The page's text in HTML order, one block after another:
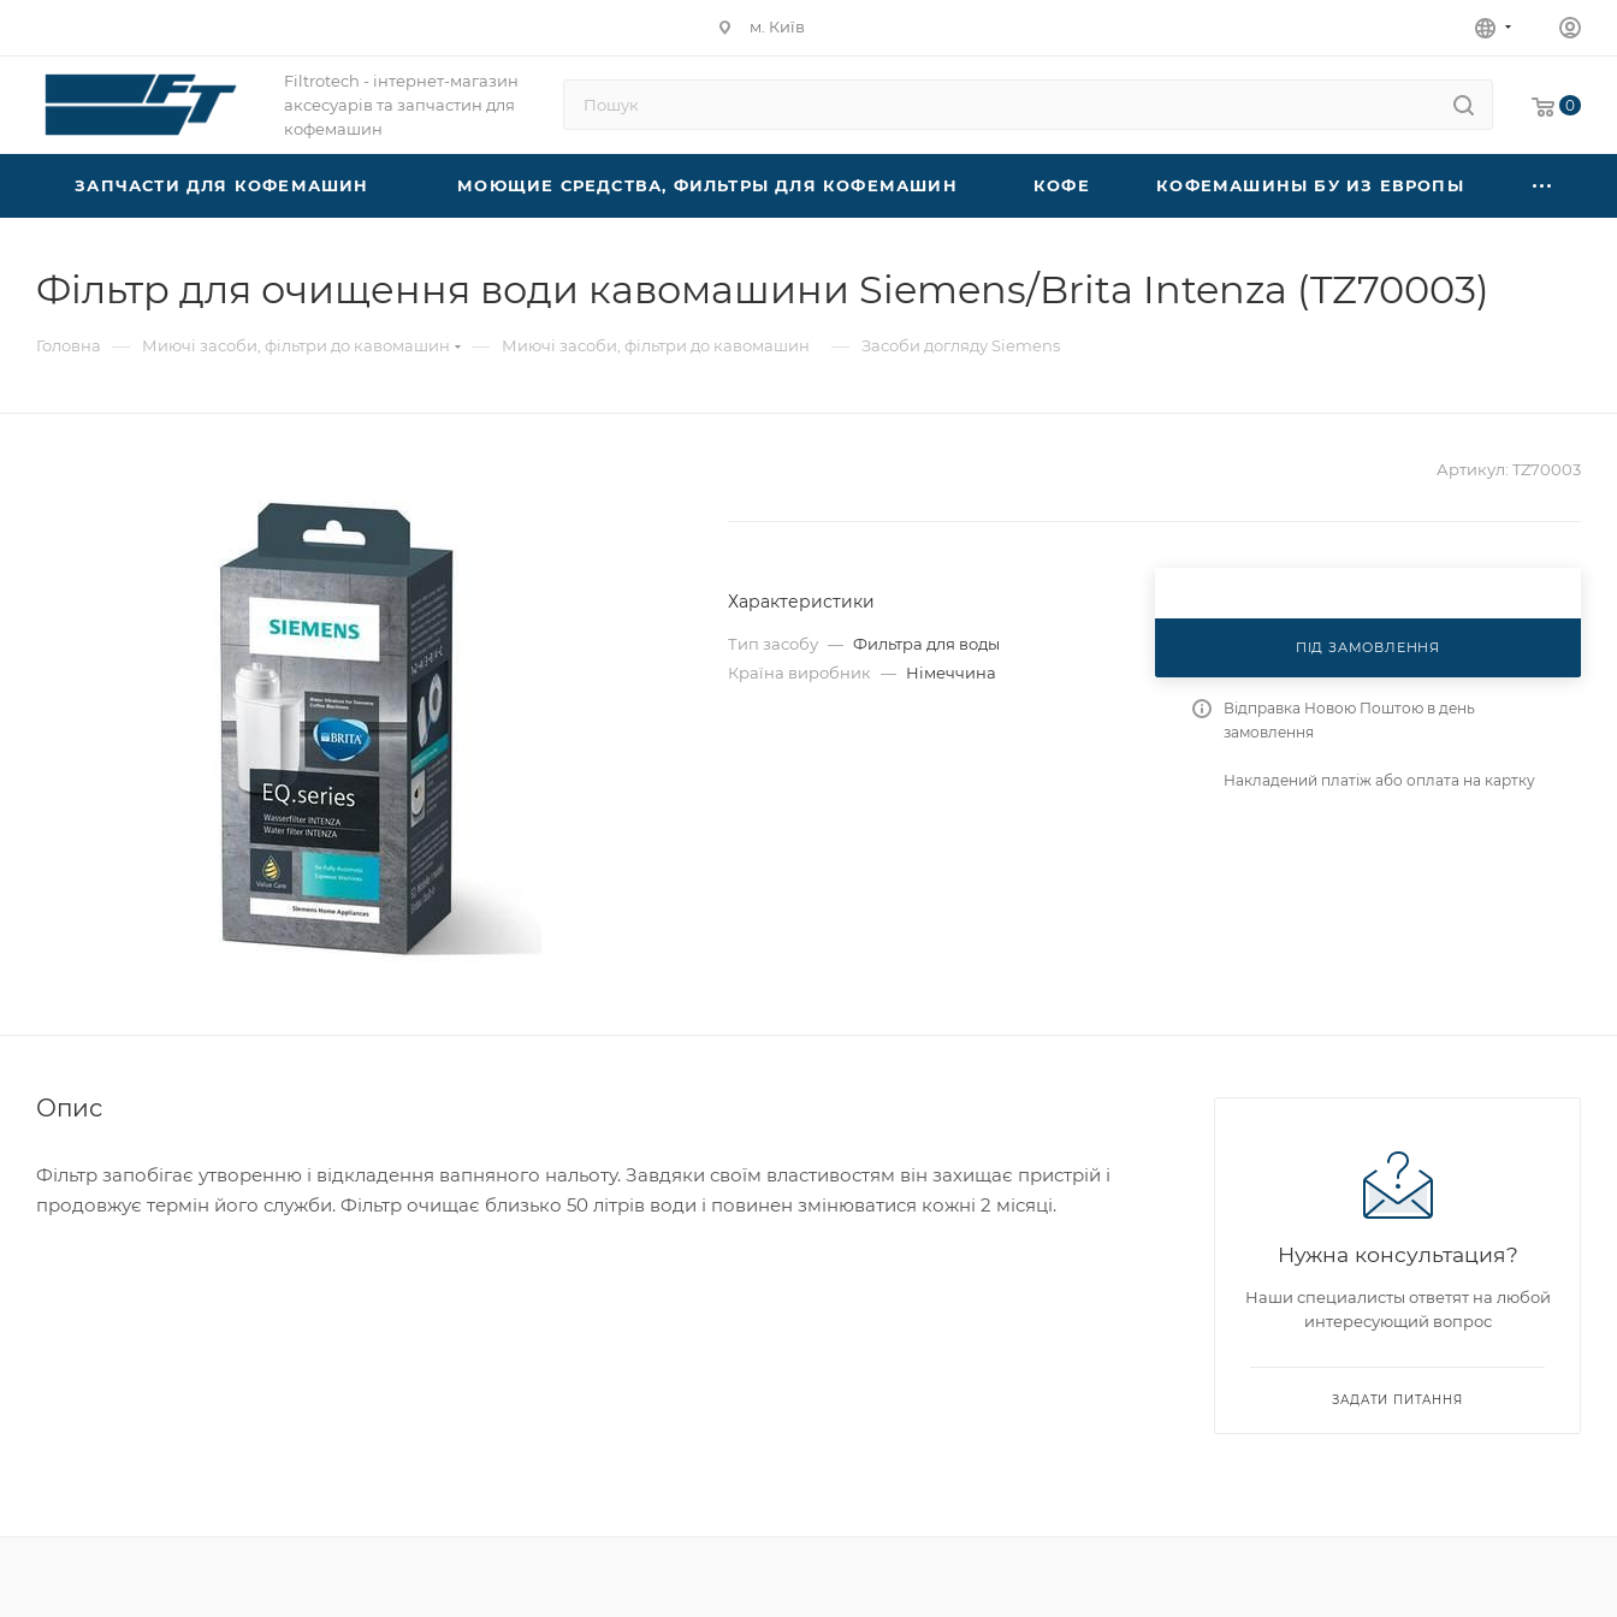
м. Київ
Filtrotech - інтернет-магазин
аксесуарів та запчастин для
кофемашин
0
ЗАПЧАСТИ ДЛЯ КОФЕМАШИН МОЮЩИЕ СРЕДСТВА, ФИЛЬТРЫ ДЛЯ КОФЕМАШИН КОФЕ КОФЕМАШИНЫ БУ ИЗ ЕВРОПЫ
Фільтр для очищення води кавомашини Siemens/Brita Intenza (TZ70003)
Головна — Миючі засоби, фільтри до кавомашин — Миючі засоби, фільтри до кавомашин — Засоби догляду Siemens
Артикул: TZ70003
Характеристики
Тип засобу — Фильтра для воды
Країна виробник — Німеччина
ПІД ЗАМОВЛЕННЯ
Відправка Новою Поштою в день
замовлення
Накладений платіж або оплата на картку
Опис
Фільтр запобігає утворенню і відкладення вапняного нальоту. Завдяки своїм властивостям він захищає пристрій і
продовжує термін його служби. Фільтр очищає близько 50 літрів води і повинен змінюватися кожні 2 місяці.
Нужна консультация?
Наши специалисты ответят на любой
интересующий вопрос
ЗАДАТИ ПИТАННЯ